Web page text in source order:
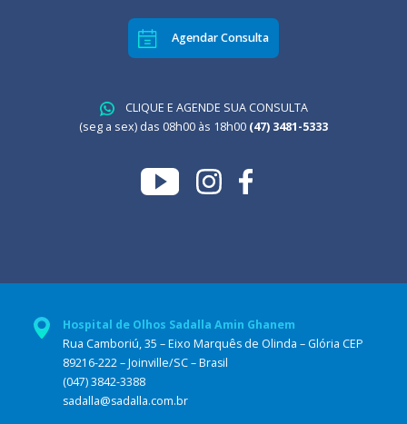
Agendar Consulta
CLIQUE E AGENDE SUA CONSULTA
(seg a sex) das 08h00 às 18h00 (47) 3481-5333
Hospital de Olhos Sadalla Amin Ghanem
Rua Camboriú, 35 – Eixo Marquês de Olinda – Glória CEP
89216-222 – Joinville/SC – Brasil
(047) 3842-3388
sadalla@sadalla.com.br